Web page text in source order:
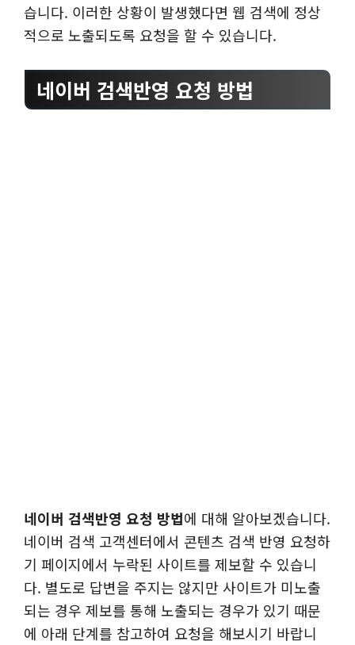
습니다. 이러한 상황이 발생했다면 웹 검색에 정상
적으로 노출되도록 요청을 할 수 있습니다.
네이버 검색반영 요청 방법
네이버 검색반영 요청 방법에 대해 알아보겠습니다.
네이버 검색 고객센터에서 콘텐츠 검색 반영 요청하
기 페이지에서 누락된 사이트를 제보할 수 있습니
다. 별도로 답변을 주지는 않지만 사이트가 미노출
되는 경우 제보를 통해 노출되는 경우가 있기 때문
에 아래 단계를 참고하여 요청을 해보시기 바랍니